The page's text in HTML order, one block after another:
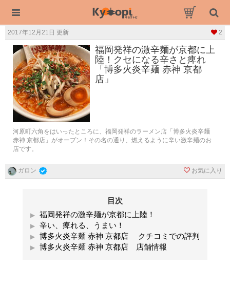
2017年12月21日 更新 2
福岡発祥の激辛麺が京都に上
陸！クセになる辛さと痺れ
「博多火炎辛麺 赤神 京都
店」
河原町六角をはいったところに、福岡発祥のラーメン店「博多火炎辛麺
赤神 京都店」がオープン！その名の通り、燃えるように辛い激辛麺のお
店です。
ガロン お気に入り
目次
福岡発祥の激辛麺が京都に上陸！
辛い、痺れる、うまい！
博多火炎辛麺 赤神 京都店 クチコミでの評判
博多火炎辛麺 赤神 京都店 店舗情報